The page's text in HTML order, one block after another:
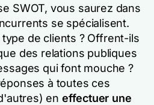
SWOT, vous saurez dans
se spécialisent.
de clients ? Offrent-ils
des relations publiques
qui font mouche ?
à toutes ces
en effectuer une